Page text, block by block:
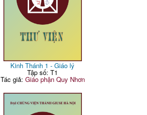
Kinh Thánh 1 - Giáo lý
Tập số: T1
Tác giả: Giáo phận Quy Nhơn